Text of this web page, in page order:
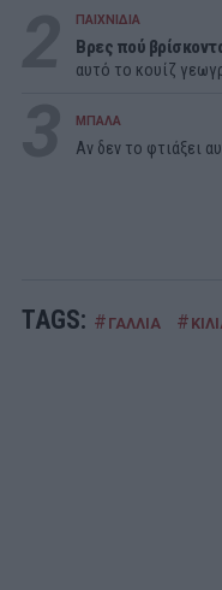
ΠΑΙΧΝΙΔΙΑ
Βρες πού
αυτό το κουίζ
ΜΠΑΛΑ
Αν δεν το φτιάξει
TAGS: # ΓΑΛΛΙΑ #